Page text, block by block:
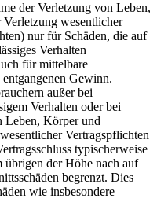
der Verletzung von Leben,
wesentlicher
nur für Schäden, die auf
Verhalten
für mittelbare
Gewinn.
außer bei
Verhalten oder bei
Leben, Körper und
Vertragspflichten
typischerweise
übrigen der Höhe nach auf
begrenzt. Dies
wie insbesondere